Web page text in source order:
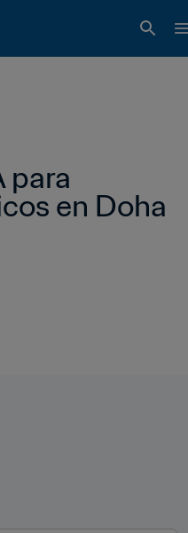
para
en Doha